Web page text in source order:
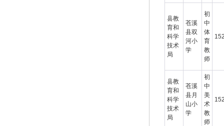
县教
育和
科学
技术
局
苍溪
县双
河小
学
初
中
体
育
教
师
县教
育和
科学
技术
局
苍溪
县月
山小
学
初
中
美
术
教
师